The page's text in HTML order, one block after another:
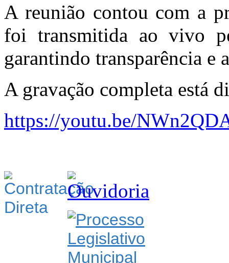
A reunião contou com a
foi transmitida ao vivo
garantindo transparência e
A gravação completa está
https://youtu.be/